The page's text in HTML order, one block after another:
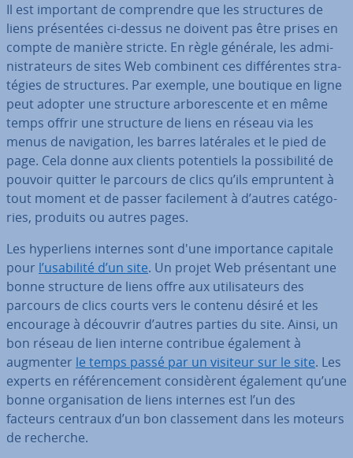
Il est important de com­prendre que les struc­tures de
liens pré­sen­tées ci-dessus ne doivent pas être prises en
compte de manière stricte. En règle générale, les ad­mi­
nis­tra­teurs de sites Web combinent ces dif­fé­rentes stra­
té­gies de struc­tures. Par exemple, une boutique en ligne
peut adopter une structure ar­bo­res­cente et en même
temps offrir une structure de liens en réseau via les
menus de na­vi­ga­tion, les barres latérales et le pied de
page. Cela donne aux clients po­ten­tiels la pos­si­bi­lité de
pouvoir quitter le parcours de clics qu’ils em­prun­tent à
tout moment et de passer fa­ci­le­ment à d’autres ca­té­go­
ries, produits ou autres pages.
Les hy­per­liens internes sont d'une im­por­tance capitale
pour l’usabilité d’un site. Un projet Web pré­sen­tant une
bonne structure de liens offre aux uti­li­sa­teurs des
parcours de clics courts vers le contenu désiré et les
encourage à découvrir d’autres parties du site. Ainsi, un
bon réseau de lien interne contribue également à
augmenter le temps passé par un visiteur sur le site. Les
experts en ré­fé­ren­ce­ment con­si­dè­rent également qu’une
bonne or­ga­ni­sa­tion de liens internes est l’un des
facteurs centraux d’un bon clas­se­ment dans les moteurs
de recherche.